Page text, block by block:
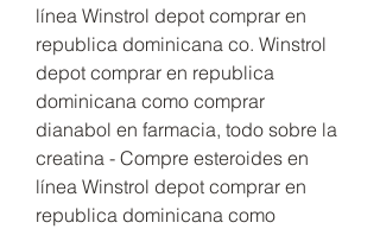
línea Winstrol depot comprar en
republica dominicana co. Winstrol
depot comprar en republica
dominicana como comprar
dianabol en farmacia, todo sobre la
creatina - Compre esteroides en
línea Winstrol depot comprar en
republica dominicana como